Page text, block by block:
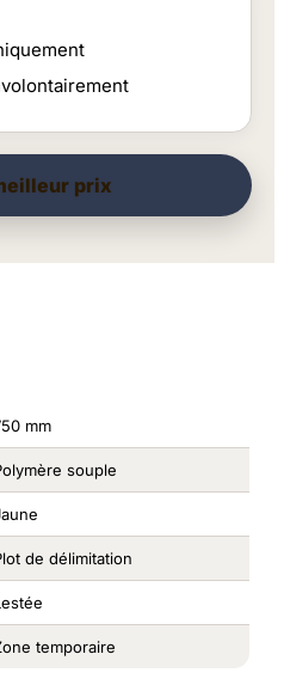
prix
mm
souple
de délimitation
temporaire